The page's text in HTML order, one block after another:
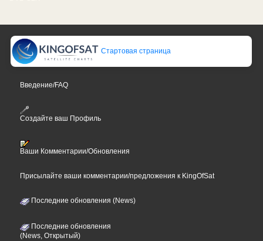
Стартовая страница
Введение/FAQ
Создайте ваш Профиль
Ваши Комментарии/Обновления
Присылайте ваши комментарии/предложения к KingOfSat
Последние обновления (News)
Последние обновления
(News, Открытый)